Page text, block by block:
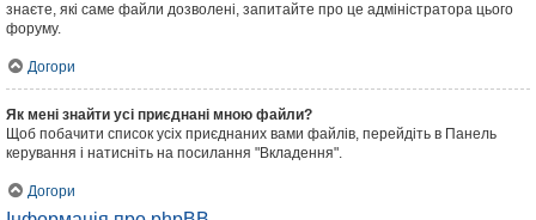
знаєте, які саме файли дозволені, запитайте про це адміністратора цього
форуму.
Догори
Як мені знайти усі приєднані мною файли?
Щоб побачити список усіх приєднаних вами файлів, перейдіть в Панель
керування і натисніть на посилання "Вкладення".
Догори